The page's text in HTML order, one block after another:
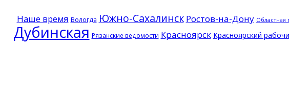
Наше время Вологда Южно-Сахалинск Ростов-на-Дону Областная
Дубинская Рязанские ведомости Красноярск Красноярский